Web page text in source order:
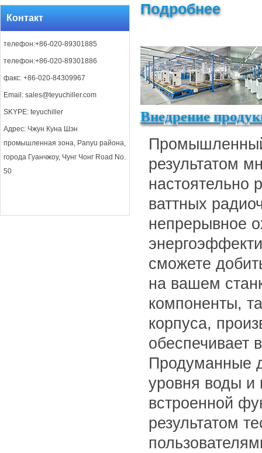
Контакт
телефон:+86-020-89301885
телефон:+86-020-89301886
факс: +86-020-84309967
Email: sales@teyuchiller.com
SKYPE: teyuchiller
Адрес: Чжун Куна Шэн
промышленная зона, Panyu района,
города Гуанчжоу, Чунг Чонг Road No.
50
Подробнее
Внедрение
результатом
настоятельно
ваттных
непрерывное
сможете
на вашем
компоненты,
корпуса,
обеспечивает
Продуманные
уровня воды и
встроенной
результатом